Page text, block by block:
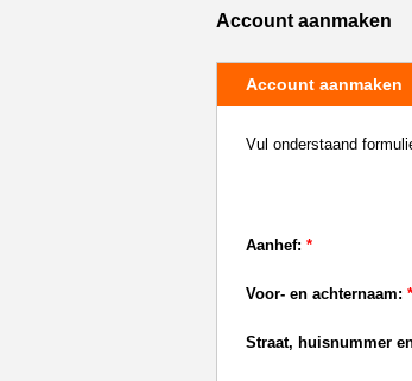
Account aanmaken
Account aanmaken
Vul onderstaand
Aanhef:*
Voor- en achternaam:*
Straat, huisnummer